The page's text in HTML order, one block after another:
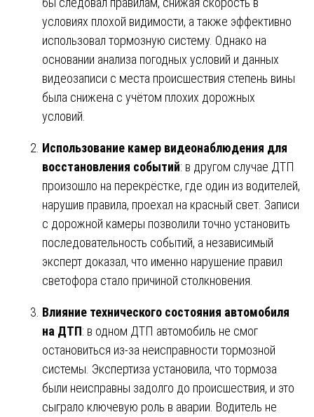
условиях плохой видимости, а также эффективно
использовал тормозную систему. Однако на
основании анализа погодных условий и данных
видеозаписи с места происшествия степень вины
была снижена с учётом плохих дорожных
условий.
Использование камер видеонаблюдения для
восстановления событий: в другом случае ДТП
произошло на перекрёстке, где один из водителей,
нарушив правила, проехал на красный свет. Записи
с дорожной камеры позволили точно установить
последовательность событий, а независимый
эксперт доказал, что именно нарушение правил
светофора стало причиной столкновения.
Влияние технического состояния автомобиля
на ДТП: в одном ДТП автомобиль не смог
остановиться из-за неисправности тормозной
системы. Экспертиза установила, что тормоза
были неисправны задолго до происшествия, и это
сыграло ключевую роль в аварии. Водитель не